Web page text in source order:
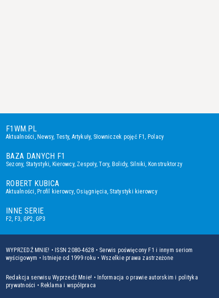
F1WM.PL
Aktualności, Newsy, Testy, Artykuły, Słowniczek pojęć F1, Polacy
BAZA DANYCH F1
Sezony, Statystyki, Kierowcy, Zespoły,Tory, Bolidy, Silniki, Konstruktorzy
ROBERT KUBICA
Aktualności, Profil kierowcy,Osiągnięcia, Statystyki kierowcy
INNE SERIE
F2, F3, GP2,GP3
WYPRZEDŹ MNIE! • ISSN 2080-4628 • Serwis poświęcony F1 i innym seriom
wyścigowym • Istnieje od 1999 roku • Wszelkie prawa zastrzeżone
Redakcja serwisu Wyprzedź Mnie! • Informacja o prawie autorskim i polityka
prywatności • Reklama i współpraca